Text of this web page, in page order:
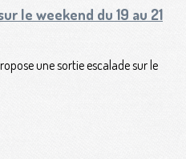
le weekend du 19 au 21
une sortie escalade sur le